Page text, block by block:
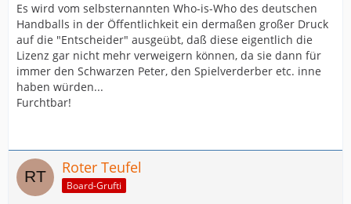
Es wird vom selbsternannten Who-is-Who des deutschen
Handballs in der Öffentlichkeit ein dermaßen großer Druck
auf die "Entscheider" ausgeübt, daß diese eigentlich die
Lizenz gar nicht mehr verweigern können, da sie dann für
immer den Schwarzen Peter, den Spielverderber etc. inne
haben würden...
Furchtbar!
Roter Teufel
Board-Grufti